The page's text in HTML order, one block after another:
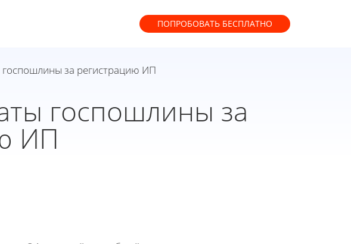
ПОПРОБОВАТЬ БЕСПЛАТНО
за регистрацию ИП
госпошлины за
ИП